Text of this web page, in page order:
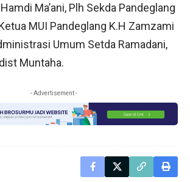
Ma’ani, Plh Sekda Pandeglang
MUI Pandeglang K.H Zamzami
Umum Setda Ramadani,
Muntaha.
- Advertisement -